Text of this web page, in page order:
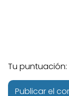
Tu puntuación: